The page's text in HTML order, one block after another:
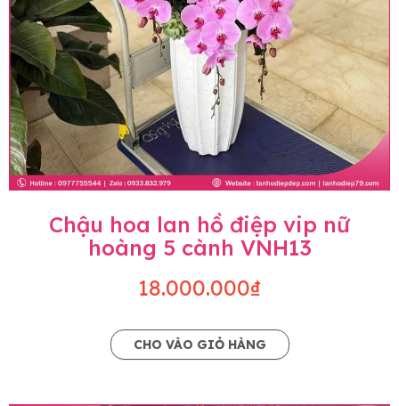
Chậu hoa lan hồ điệp vip nữ
hoàng 5 cành VNH13
18.000.000₫
CHO VÀO GIỎ HÀNG